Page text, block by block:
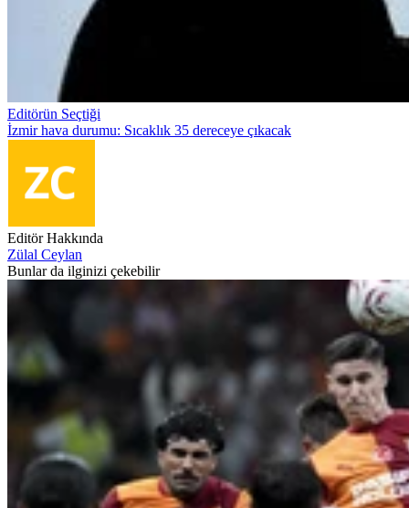
Editörün Seçtiği
İzmir hava durumu: Sıcaklık 35 dereceye çıkacak
Editör Hakkında
Zülal Ceylan
Bunlar da ilginizi çekebilir